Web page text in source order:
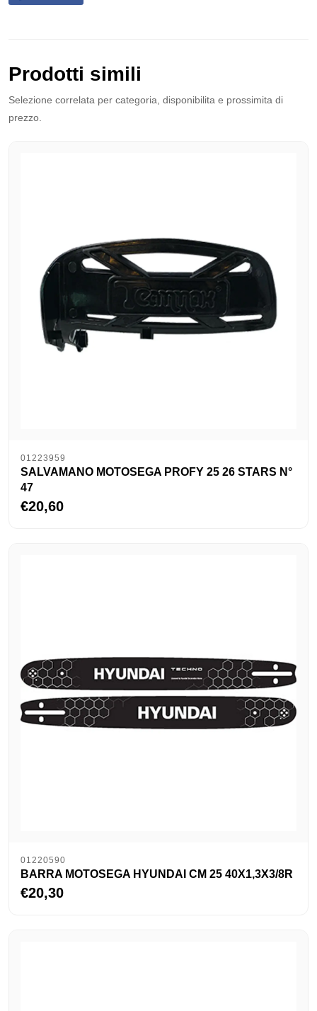
Prodotti simili
Selezione correlata per categoria, disponibilita e prossimita di
prezzo.
01223959
SALVAMANO MOTOSEGA PROFY 25 26 STARS N°
47
€20,60
01220590
BARRA MOTOSEGA HYUNDAI CM 25 40X1,3X3/8R
€20,30